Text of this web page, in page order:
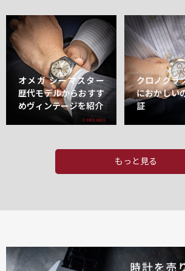
オメガ シーマスター
歴代モデルからおすす
めヴィンテージを紹介
クロノグラ
におかしい
証
もっと見る